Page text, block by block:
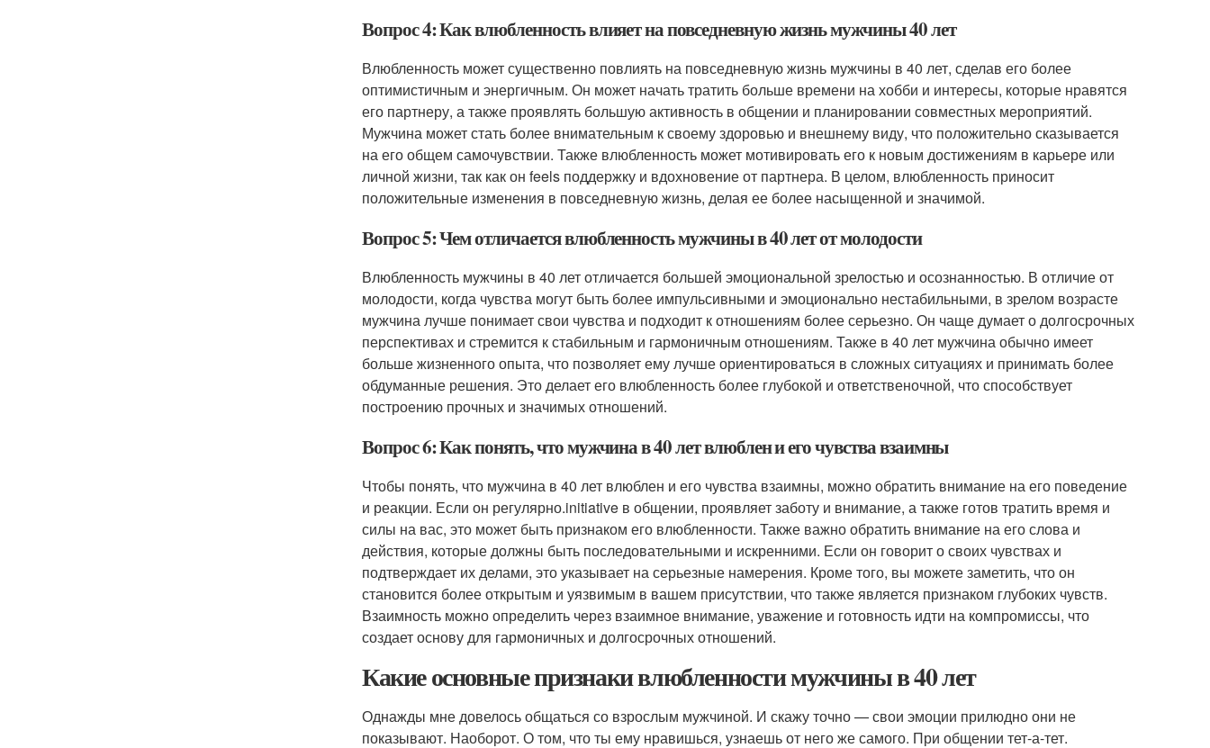
Вопрос 4: Как влюбленность влияет на повседневную жизнь мужчины 40 лет
Влюбленность может существенно повлиять на повседневную жизнь мужчины в 40 лет, сделав его более
оптимистичным и энергичным. Он может начать тратить больше времени на хобби и интересы, которые нравятся
его партнеру, а также проявлять большую активность в общении и планировании совместных мероприятий.
Мужчина может стать более внимательным к своему здоровью и внешнему виду, что положительно сказывается
на его общем самочувствии. Также влюбленность может мотивировать его к новым достижениям в карьере или
личной жизни, так как он feels поддержку и вдохновение от партнера. В целом, влюбленность приносит
положительные изменения в повседневную жизнь, делая ее более насыщенной и значимой.
Вопрос 5: Чем отличается влюбленность мужчины в 40 лет от молодости
Влюбленность мужчины в 40 лет отличается большей эмоциональной зрелостью и осознанностью. В отличие от
молодости, когда чувства могут быть более импульсивными и эмоционально нестабильными, в зрелом возрасте
мужчина лучше понимает свои чувства и подходит к отношениям более серьезно. Он чаще думает о долгосрочных
перспективах и стремится к стабильным и гармоничным отношениям. Также в 40 лет мужчина обычно имеет
больше жизненного опыта, что позволяет ему лучше ориентироваться в сложных ситуациях и принимать более
обдуманные решения. Это делает его влюбленность более глубокой и ответственочной, что способствует
построению прочных и значимых отношений.
Вопрос 6: Как понять, что мужчина в 40 лет влюблен и его чувства взаимны
Чтобы понять, что мужчина в 40 лет влюблен и его чувства взаимны, можно обратить внимание на его поведение
и реакции. Если он регулярно.initiative в общении, проявляет заботу и внимание, а также готов тратить время и
силы на вас, это может быть признаком его влюбленности. Также важно обратить внимание на его слова и
действия, которые должны быть последовательными и искренними. Если он говорит о своих чувствах и
подтверждает их делами, это указывает на серьезные намерения. Кроме того, вы можете заметить, что он
становится более открытым и уязвимым в вашем присутствии, что также является признаком глубоких чувств.
Взаимность можно определить через взаимное внимание, уважение и готовность идти на компромиссы, что
создает основу для гармоничных и долгосрочных отношений.
Какие основные признаки влюбленности мужчины в 40 лет
Однажды мне довелось общаться со взрослым мужчиной. И скажу точно — свои эмоции прилюдно они не
показывают. Наоборот. О том, что ты ему нравишься, узнаешь от него же самого. При общении тет-а-тет.